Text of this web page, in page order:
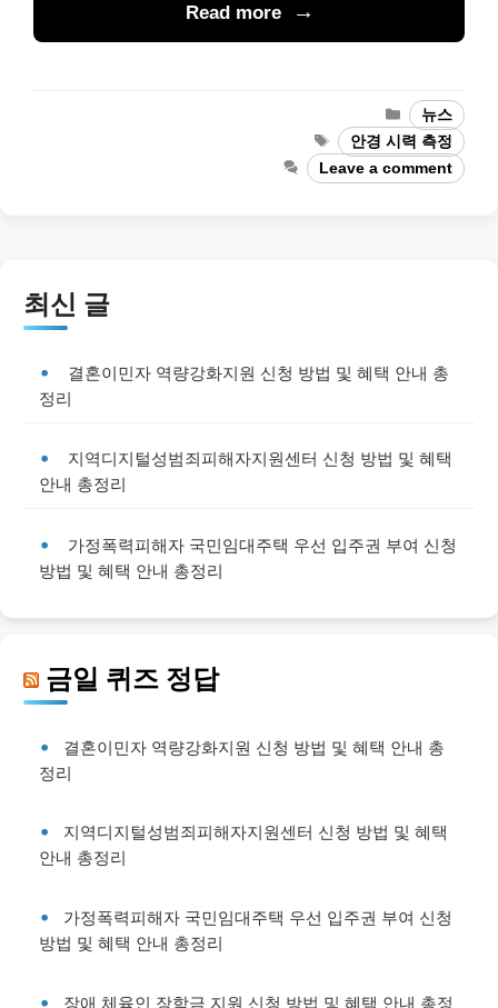
Read more
Categories
뉴스
Tags안경 시력 측정
Leave a comment
최신 글
결혼이민자 역량강화지원 신청 방법 및 혜택 안내 총
정리
지역디지털성범죄피해자지원센터 신청 방법 및 혜택
안내 총정리
가정폭력피해자 국민임대주택 우선 입주권 부여 신청
방법 및 혜택 안내 총정리
금일 퀴즈 정답
결혼이민자 역량강화지원 신청 방법 및 혜택 안내 총
정리
지역디지털성범죄피해자지원센터 신청 방법 및 혜택
안내 총정리
가정폭력피해자 국민임대주택 우선 입주권 부여 신청
방법 및 혜택 안내 총정리
장애 체육인 장학금 지원 신청 방법 및 혜택 안내 총정